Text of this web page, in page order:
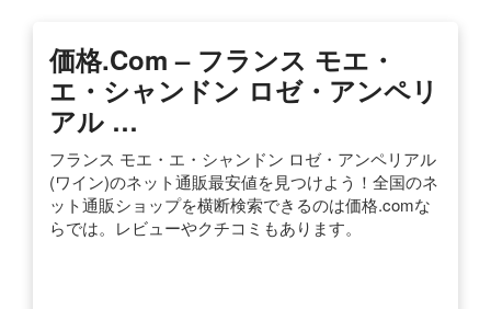
価格.com – フランス モエ・
エ・シャンドン ロゼ・アンペリ
アル …
フランス モエ・エ・シャンドン ロゼ・アンペリアル
(ワイン)のネット通販最安値を見つけよう！全国のネ
ット通販ショップを横断検索できるのは価格.comな
らでは。レビューやクチコミもあります。